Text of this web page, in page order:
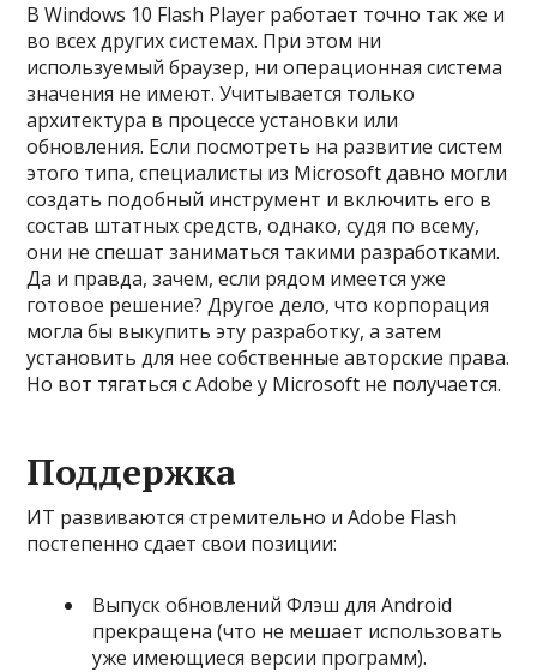
В Windows 10 Flash Player работает точно так же и
во всех других системах. При этом ни
используемый браузер, ни операционная система
значения не имеют. Учитывается только
архитектура в процессе установки или
обновления. Если посмотреть на развитие систем
этого типа, специалисты из Microsoft давно могли
создать подобный инструмент и включить его в
состав штатных средств, однако, судя по всему,
они не спешат заниматься такими разработками.
Да и правда, зачем, если рядом имеется уже
готовое решение? Другое дело, что корпорация
могла бы выкупить эту разработку, а затем
установить для нее собственные авторские права.
Но вот тягаться с Adobe у Microsoft не получается.
Поддержка
ИТ развиваются стремительно и Adobe Flash
постепенно сдает свои позиции:
Выпуск обновлений Флэш для Android
прекращена (что не мешает использовать
уже имеющиеся версии программ).